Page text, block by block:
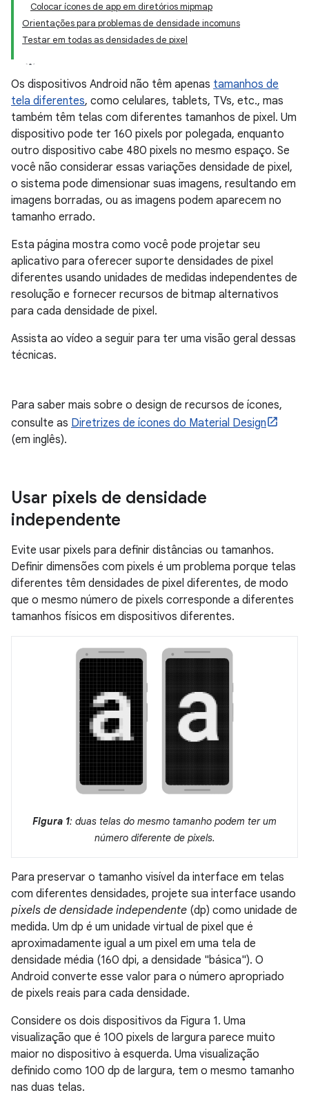
Colocar ícones de app em diretórios mipmap
Orientações para problemas de densidade incomuns
Testar em todas as densidades de pixel
Os dispositivos Android não têm apenas tamanhos de
tela diferentes, como celulares, tablets, TVs, etc., mas
também têm telas com diferentes tamanhos de pixel. Um
dispositivo pode ter 160 pixels por polegada, enquanto
outro dispositivo cabe 480 pixels no mesmo espaço. Se
você não considerar essas variações densidade de pixel,
o sistema pode dimensionar suas imagens, resultando em
imagens borradas, ou as imagens podem aparecem no
tamanho errado.
Esta página mostra como você pode projetar seu
aplicativo para oferecer suporte densidades de pixel
diferentes usando unidades de medidas independentes de
resolução e fornecer recursos de bitmap alternativos
para cada densidade de pixel.
Assista ao vídeo a seguir para ter uma visão geral dessas
técnicas.
Para saber mais sobre o design de recursos de ícones,
consulte as Diretrizes de ícones do Material Design
(em inglês).
Usar pixels de densidade
independente
Evite usar pixels para definir distâncias ou tamanhos.
Definir dimensões com pixels é um problema porque telas
diferentes têm densidades de pixel diferentes, de modo
que o mesmo número de pixels corresponde a diferentes
tamanhos físicos em dispositivos diferentes.
Figura 1: duas telas do mesmo tamanho podem ter um
número diferente de pixels.
Para preservar o tamanho visível da interface em telas
com diferentes densidades, projete sua interface usando
pixels de densidade independente (dp) como unidade de
medida. Um dp é um unidade virtual de pixel que é
aproximadamente igual a um pixel em uma tela de
densidade média (160 dpi, a densidade "básica"). O
Android converte esse valor para o número apropriado
de pixels reais para cada densidade.
Considere os dois dispositivos da Figura 1. Uma
visualização que é 100 pixels de largura parece muito
maior no dispositivo à esquerda. Uma visualização
definido como 100 dp de largura, tem o mesmo tamanho
nas duas telas.